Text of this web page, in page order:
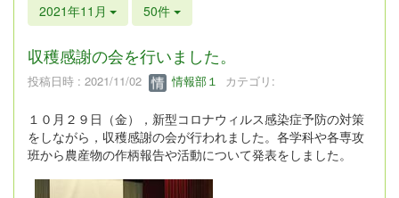
2021年11月 50件
収穫感謝の会を行いました。
投稿日時 : 2021/11/02 情報部１ カテゴリ:
１０月２９日（金），新型コロナウィルス感染症予防の対策
をしながら，収穫感謝の会が行われました。各学科や各専攻
班から農産物の作柄報告や活動について発表をしました。